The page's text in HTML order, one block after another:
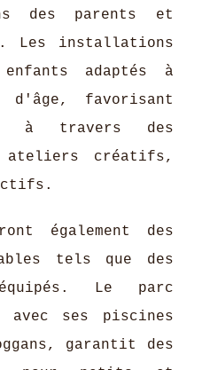
des parents et
Les installations
adaptés à
d'âge, favorisant
à travers des
créatifs,
également des
tels que des
Le parc
avec ses piscines
garantit des